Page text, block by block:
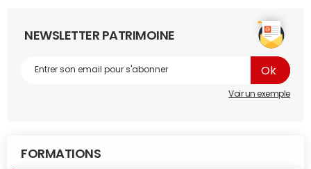
NEWSLETTER PATRIMOINE
Voir un exemple
FORMATIONS